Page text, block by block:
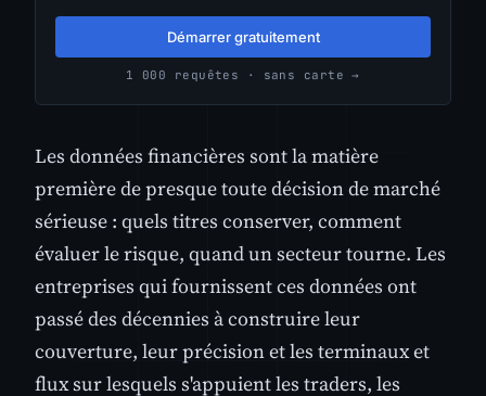
Démarrer gratuitement
1 000 requêtes · sans carte →
Les données financières sont la matière
première de presque toute décision de marché
sérieuse : quels titres conserver, comment
évaluer le risque, quand un secteur tourne. Les
entreprises qui fournissent ces données ont
passé des décennies à construire leur
couverture, leur précision et les terminaux et
flux sur lesquels s'appuient les traders, les